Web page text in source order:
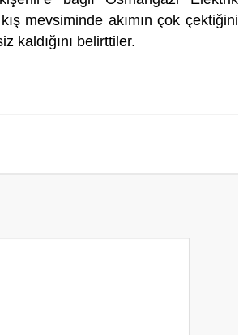
mevsiminde akımın çok çektiğini
kaldığını belirttiler.